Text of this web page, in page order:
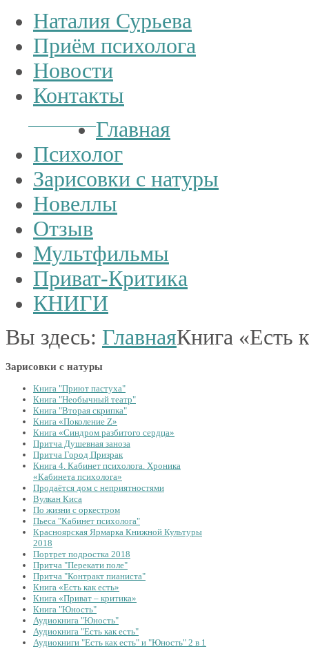
Наталия Сурьева
Приём психолога
Новости
Контакты
Главная
Психолог
Зарисовки с натуры
Новеллы
Отзыв
Мультфильмы
Приват-Критика
КНИГИ
Вы здесь: ГлавнаяКнига «Есть
Зарисовки с натуры
Книга "Приют пастуха"
Книга "Необычный театр"
Книга "Вторая скрипка"
Книга «Поколение Z»
Книга «Синдром разбитого сердца»
Притча Душевная заноза
Притча Город Призрак
Книга 4. Кабинет психолога. Хроника
«Кабинета психолога»
Продаётся дом с неприятностями
Вулкан Киса
По жизни с оркестром
Пьеса "Кабинет психолога"
Красноярская Ярмарка Книжной Культуры
2018
Портрет подростка 2018
Притча "Перекати поле"
Притча "Контракт пианиста"
Книга «Есть как есть»
Книга «Приват – критика»
Книга "Юность"
Аудиокнига "Юность"
Аудиокнига "Есть как есть"
Аудиокниги "Есть как есть" и "Юность" 2 в 1